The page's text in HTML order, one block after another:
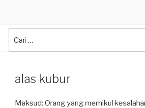
alas kubur
Maksud: Orang yang memikul